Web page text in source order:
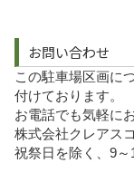
お問い合わせ